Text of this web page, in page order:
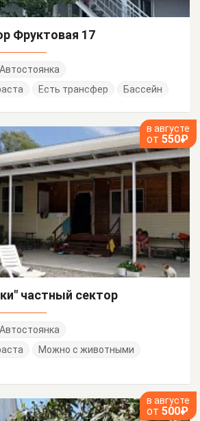
Фруктовая 17
Автостоянка
Есть трансфер Бассейн
в августе
от 550₽
частный сектор
Автостоянка
Можно с животными
в августе
от 500₽